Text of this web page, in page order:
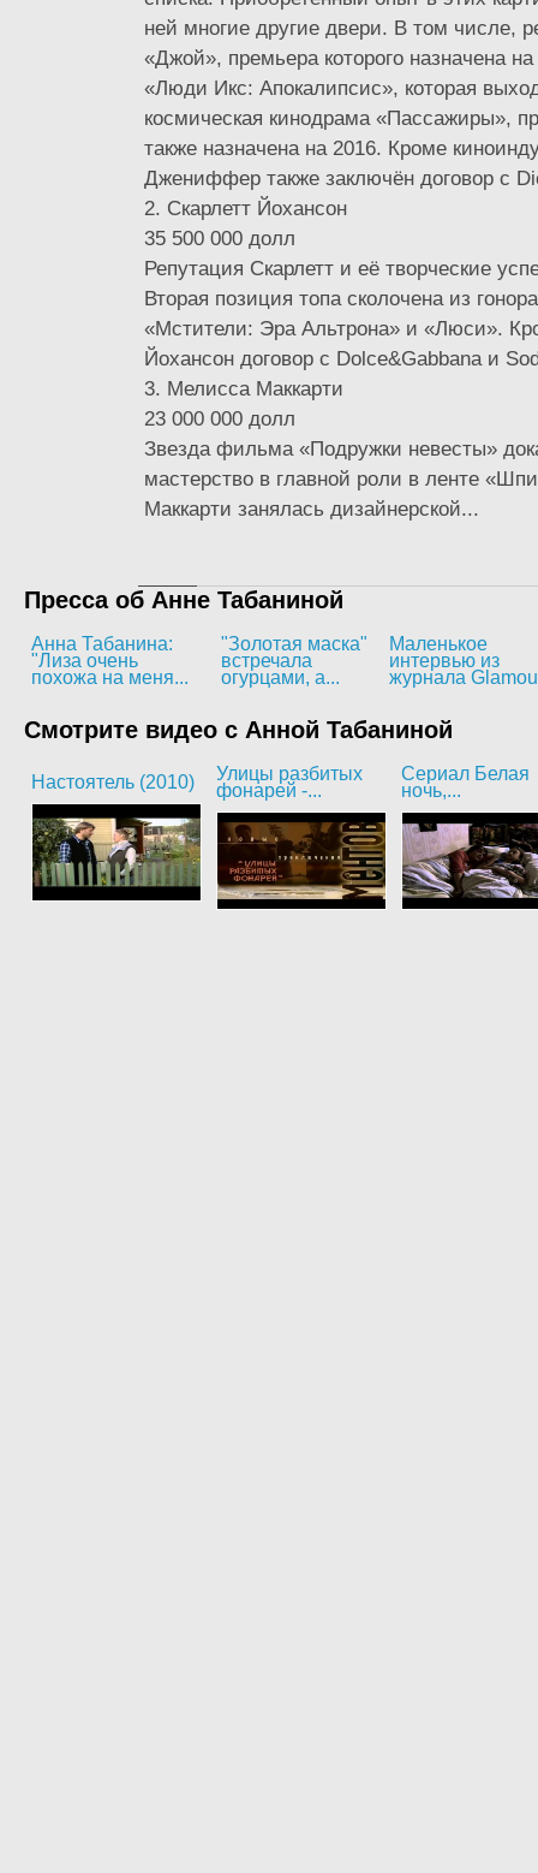
ней многие другие двери. В том числе,
«Джой», премьера которого назначена
«Люди Икс: Апокалипсис», которая
космическая кинодрама «Пассажиры»,
также назначена на 2016. Кроме
Джениффер также заключён договор с
2. Cкарлетт Йохансон
35 500 000 долл
Репутация Скарлетт и её творческие
Вторая позиция топа сколочена из
«Мстители: Эра Альтрона» и «Люси».
Йохансон договор с Dolce&Gabbana и
3. Мелисса Маккарти
23 000 000 долл
Звезда фильма «Подружки невесты»
мастерство в главной роли в ленте
Маккарти занялась дизайнерской...
Пресса об Анне Табаниной
Анна Табанина:
"Лиза очень
похожа на меня...
"Золотая маска"
встречала
огурцами, а...
Маленькое
интервью из
журнала
Смотрите видео с Анной Табаниной
Настоятель (2010)
Улицы разбитых
фонарей -...
Сериал Белая
ночь,...